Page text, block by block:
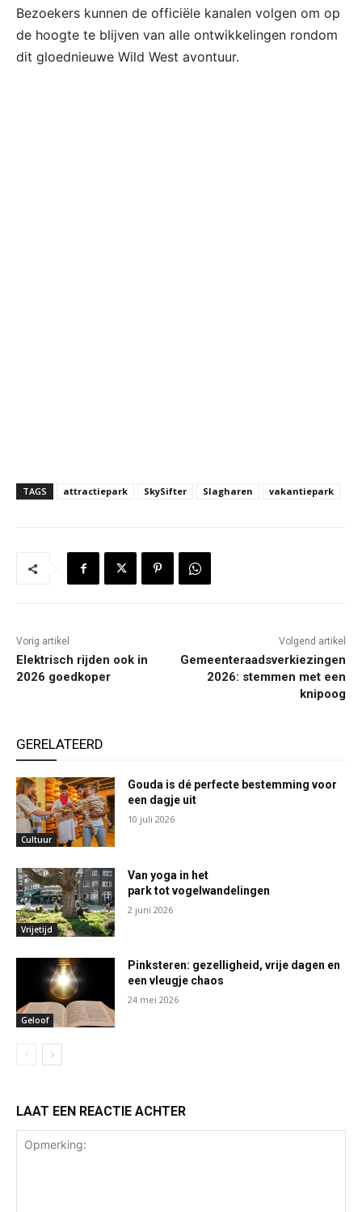
Bezoekers kunnen de officiële kanalen volgen om op
de hoogte te blijven van alle ontwikkelingen rondom
dit gloednieuwe Wild West avontuur.
TAGS attractiepark SkySifter Slagharen vakantiepark
Vorig artikel
Elektrisch rijden ook in
2026 goedkoper
Volgend artikel
Gemeenteraadsverkiezingen
2026: stemmen met een
knipoog
GERELATEERD
Cultuur
Gouda is dé perfecte bestemming voor
een dagje uit
10 juli 2026
Vrijetijd
Van yoga in het
park tot vogelwandelingen
2 juni 2026
Geloof
Pinksteren: gezelligheid, vrije dagen en
een vleugje chaos
24 mei 2026
LAAT EEN REACTIE ACHTER